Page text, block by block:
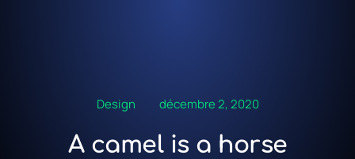
Design décembre 2, 2020
A camel is a horse